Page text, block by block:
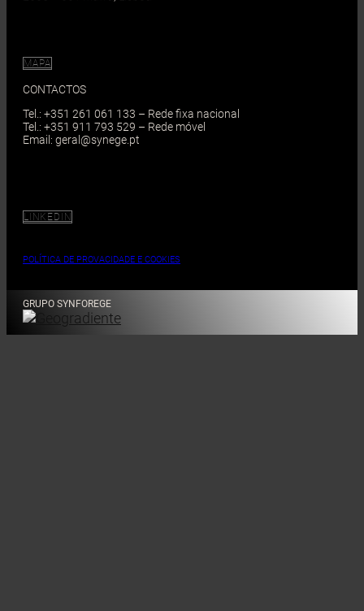
MAPA
CONTACTOS
Tel.: +351 261 061 133 – Rede fixa nacional
Tel.: +351 911 793 529 – Rede móvel
Email: geral@synege.pt
LINKEDIN
POLÍTICA DE PROVACIDADE E COOKIES
GRUPO SYNFOREGE